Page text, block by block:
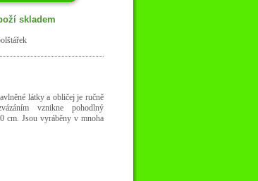
skladem
látky a obličej je ručně
vznikne pohodlný
cm. Jsou vyráběny v mnoha